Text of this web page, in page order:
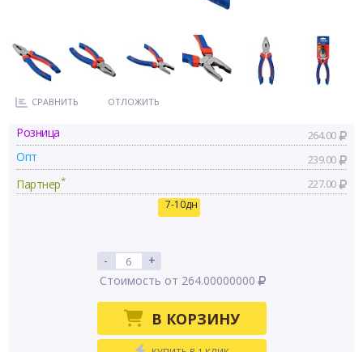
СРАВНИТЬ ОТЛОЖИТЬ
Розница 264.00
Опт 239.00
Партнер* 227.00
7-10дн
-
+
Стоимость от 264.00000000
В КОРЗИНУ